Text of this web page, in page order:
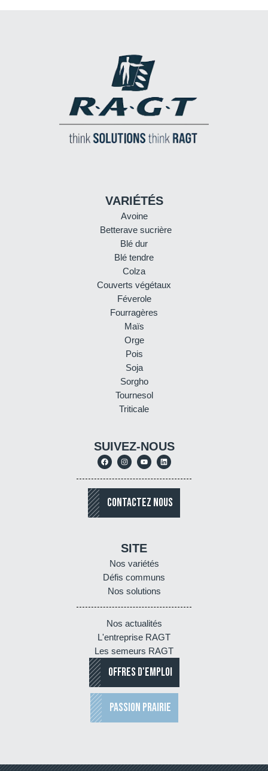
VARIÉTÉS
Avoine
Betterave sucrière
Blé dur
Blé tendre
Colza
Couverts végétaux
Féverole
Fourragères
Maïs
Orge
Pois
Soja
Sorgho
Tournesol
Triticale
SUIVEZ-NOUS
CONTACTEZ NOUS
SITE
Nos variétés
Défis communs
Nos solutions
Nos actualités
L'entreprise RAGT
Les semeurs RAGT
OFFRES D'EMPLOI
PASSION PRAIRIE